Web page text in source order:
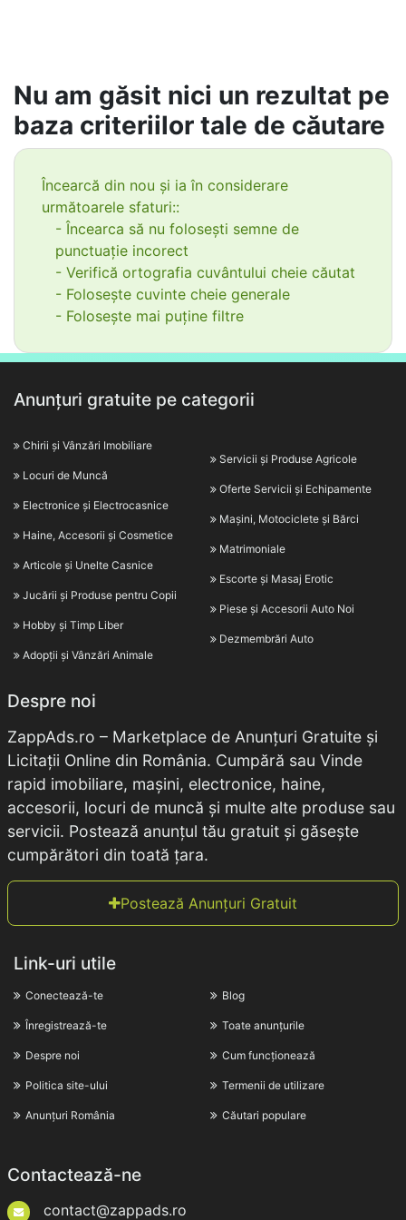
Nu am găsit nici un rezultat pe
baza criteriilor tale de căutare
Încearcă din nou și ia în considerare
următoarele sfaturi::
- Încearca să nu folosești semne de
punctuație incorect
- Verifică ortografia cuvântului cheie căutat
- Folosește cuvinte cheie generale
- Folosește mai puține filtre
Anunțuri gratuite pe categorii
Chirii și Vânzări Imobiliare
Locuri de Muncă
Electronice și Electrocasnice
Haine, Accesorii și Cosmetice
Articole și Unelte Casnice
Jucării și Produse pentru Copii
Hobby și Timp Liber
Adopții și Vânzări Animale
Servicii și Produse Agricole
Oferte Servicii și Echipamente
Mașini, Motociclete și Bărci
Matrimoniale
Escorte și Masaj Erotic
Piese și Accesorii Auto Noi
Dezmembrări Auto
Despre noi
ZappAds.ro – Marketplace de Anunțuri Gratuite și
Licitații Online din România. Cumpără sau Vinde
rapid imobiliare, mașini, electronice, haine,
accesorii, locuri de muncă și multe alte produse sau
servicii. Postează anunțul tău gratuit și găsește
cumpărători din toată țara.
Postează Anunțuri Gratuit
Link-uri utile
Conectează-te
Înregistrează-te
Despre noi
Politica site-ului
Anunțuri România
Blog
Toate anunțurile
Cum funcționează
Termenii de utilizare
Căutari populare
Contactează-ne
contact@zappads.ro